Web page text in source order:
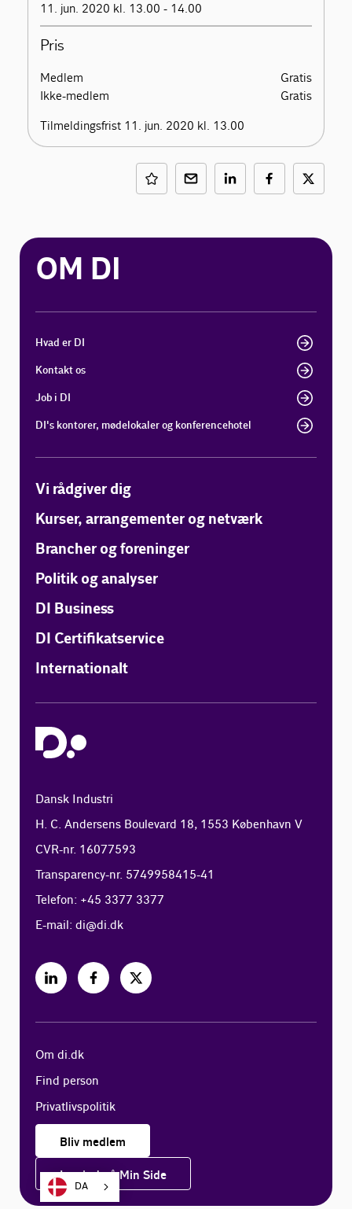
11. jun. 2020 kl. 13.00 - 14.00
Pris
Medlem
Gratis
Ikke-medlem
Gratis
Tilmeldingsfrist 11. jun. 2020 kl. 13.00
OM DI
Hvad er DI
Kontakt os
Job i DI
DI's kontorer, mødelokaler og konferencehotel
Vi rådgiver dig
Kurser, arrangementer og netværk
Brancher og foreninger
Politik og analyser
DI Business
DI Certifikatservice
Internationalt
Dansk Industri
H. C. Andersens Boulevard 18, 1553 København V
CVR-nr. 16077593
Transparency-nr. 5749958415-41
Telefon: +45 3377 3377
E-mail:di@di.dk
Om di.dk
Find person
Privatlivspolitik
Bliv medlem
Log ind på Min Side
DA